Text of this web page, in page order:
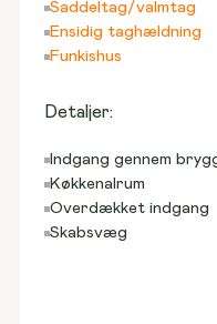
Saddeltag/valmtag
Ensidig taghældning
Funkishus
Detaljer:
Indgang gennem
Køkkenalrum
Overdækket indgang
Skabsvæg